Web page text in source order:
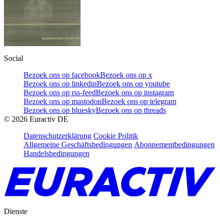
Social
Bezoek ons op facebookBezoek ons op x
Bezoek ons op linkedinBezoek ons op youtube
Bezoek ons op rss-feedBezoek ons op instagram
Bezoek ons op mastodonBezoek ons op telegram
Bezoek ons op blueskyBezoek ons op threads
© 2026 Euractiv DE
Datenschutzerklärung Cookie Politik
Allgemeine Geschäftsbedingungen Abonnementbedingungen
Handelsbedingungen
Dienste